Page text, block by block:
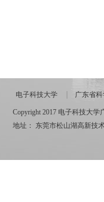
电子科技大学 广东省
Copyright 2017 电子科技大学
地址： 东莞市松山湖高新技